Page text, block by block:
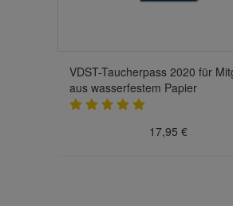
VDST-Taucherpass 2020 für
aus wasserfestem Papier
17,95 €